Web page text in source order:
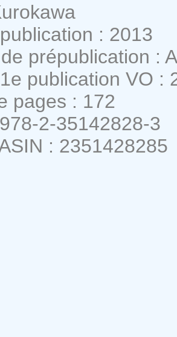
: 2013
prépublication :
publication VO :
pages : 172
2-35142828-3
: 2351428285